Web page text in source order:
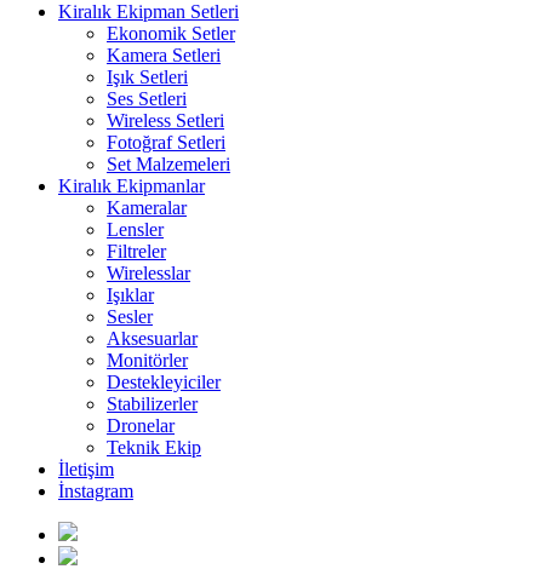
Kiralık Ekipman Setleri
Ekonomik Setler
Kamera Setleri
Işık Setleri
Ses Setleri
Wireless Setleri
Fotoğraf Setleri
Set Malzemeleri
Kiralık Ekipmanlar
Kameralar
Lensler
Filtreler
Wirelesslar
Işıklar
Sesler
Aksesuarlar
Monitörler
Destekleyiciler
Stabilizerler
Dronelar
Teknik Ekip
İletişim
İnstagram